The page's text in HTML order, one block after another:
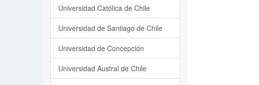
Universidad Católica de Chile
Universidad de Santiago de Chile
Universidad de Concepción
Universidad Austral de Chile